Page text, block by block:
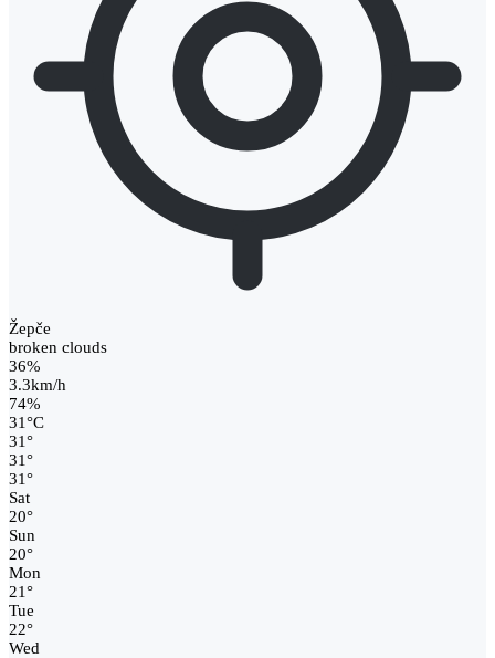
Žepče
broken clouds
36%
3.3km/h
74%
31°C
31°
31°
31°
Sat
20°
Sun
20°
Mon
21°
Tue
22°
Wed